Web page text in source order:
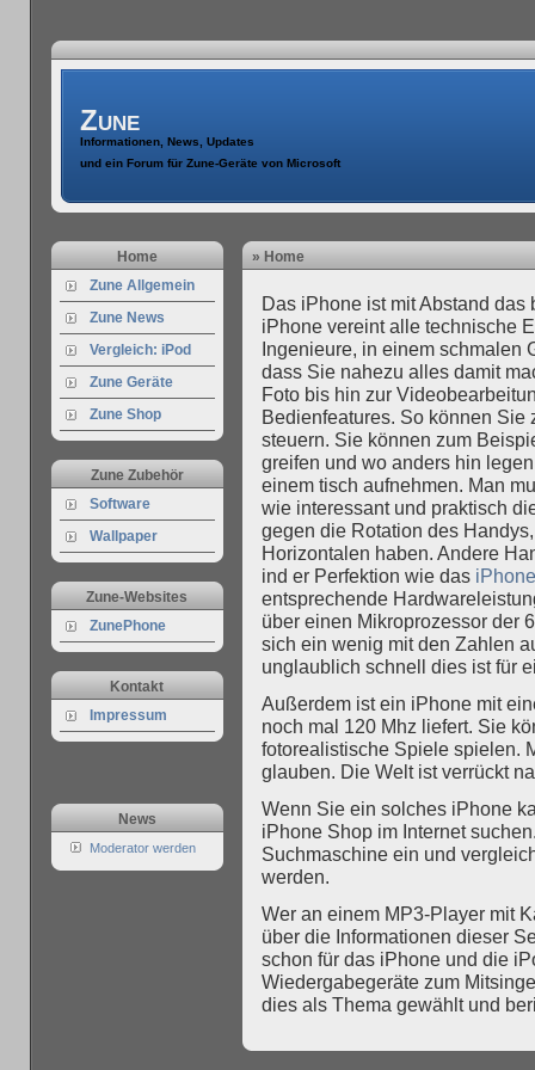
Zune
Informationen, News, Updates
und ein Forum für Zune-Geräte von Microsoft
Home
Zune Allgemein
Zune News
Vergleich: iPod
Zune Geräte
Zune Shop
Zune Zubehör
Software
Wallpaper
Zune-Websites
ZunePhone
Kontakt
Impressum
News
Moderator werden
» Home
Das iPhone ist mit Abstand
iPhone vereint alle technische
Ingenieure, in einem schmalen
dass Sie nahezu alles damit
Foto bis hin zur
Bedienfeatures. So können
steuern. Sie können zum
greifen und wo anders hin
einem tisch aufnehmen. Man
wie interessant und praktisch
gegen die Rotation des
Horizontalen haben. Andere
ind er Perfektion wie das iPhone
entsprechende
über einen Mikroprozessor der
sich ein wenig mit den Zahlen
unglaublich schnell dies ist für
Außerdem ist ein iPhone mit
noch mal 120 Mhz liefert. Sie
fotorealistische Spiele spielen.
glauben. Die Welt ist verrückt
Wenn Sie ein solches iPhone
iPhone Shop im Internet
Suchmaschine ein und
werden.
Wer an einem MP3-Player mit
über die Informationen dieser
schon für das iPhone und die
Wiedergabegeräte zum
dies als Thema gewählt und